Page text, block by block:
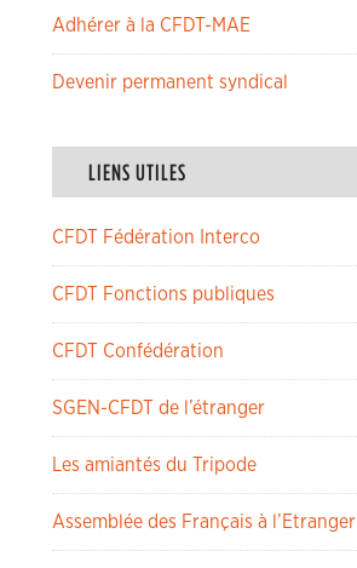
Adhérer à la CFDT-MAE
Devenir permanent syndical
LIENS UTILES
CFDT Fédération Interco
CFDT Fonctions publiques
CFDT Confédération
SGEN-CFDT de l’étranger
Les amiantés du Tripode
Assemblée des Français à l’Etranger